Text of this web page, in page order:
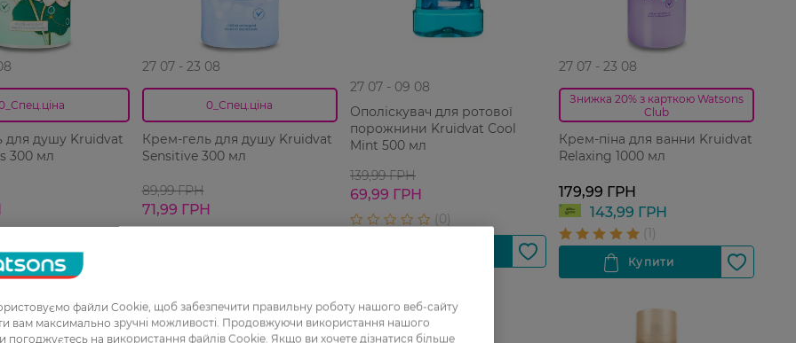
для душу Kruidvat
300 мл
27 07 - 23 08
0_Спец.ціна
Крем-гель для душу Kruidvat
Sensitive 300 мл
89,99 ГРН
71,99 ГРН
27 07 - 09 08
Ополіскувач для ротової
порожнини Kruidvat Cool
Mint 500 мл
139,99 ГРН
69,99 ГРН
27 07 - 23 08
Знижка 20% з карткою Watsons
Club
Крем-піна для ванни Kruidvat
Relaxing 1000 мл
179,99 ГРН
143,99 ГРН
файли Cookie, щоб забезпечити правильну роботу нашого веб-сайту
вам максимально зручні можливості. Продовжуючи використання нашого
погоджуєтесь на використання файлів Cookie. Якщо ви хочете дізнатися більше